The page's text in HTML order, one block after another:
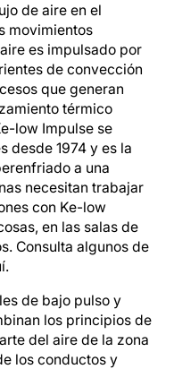
de aire en el
movimientos
es impulsado por
de convección
que generan
térmico
low Impulse se
desde 1974 y es la
a una
necesitan trabajar
con Ke-low
en las salas de
Consulta algunos de
de bajo pulso y
los principios de
del aire de la zona
los conductos y